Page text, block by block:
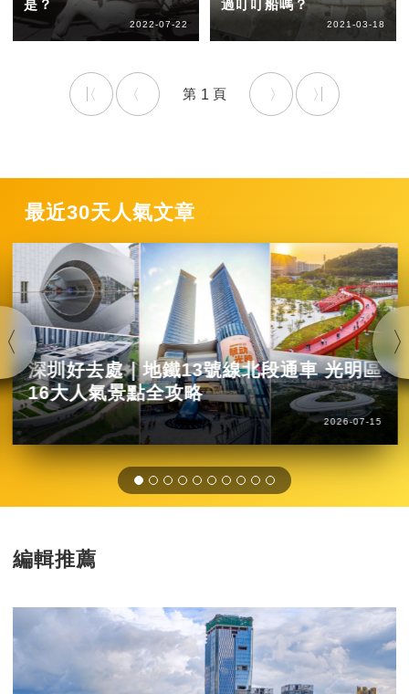
是？
2022-07-22
過叮叮船嗎？
2021-03-18
1
最近30天人氣文章
深圳好去處｜地鐵13號線北段通車 光明區
16大人氣景點全攻略
2026-07-15
編輯推薦